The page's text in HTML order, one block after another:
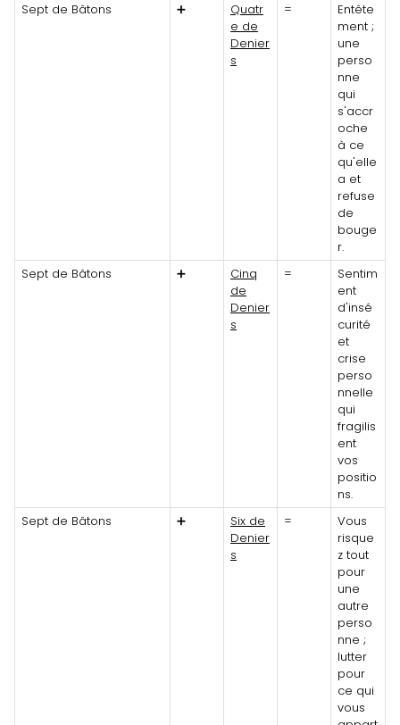
Sept de Bâtons
➕
Quatr
e de
Denier
s
=
Entête
ment ;
une
perso
nne
qui
s'accr
oche
à ce
qu'elle
a et
refuse
de
bouge
r.
Sept de Bâtons
➕
Cinq
de
Denier
s
=
Sentim
ent
d'insé
curité
et
crise
perso
nnelle
qui
fragilis
ent
vos
positio
ns.
Sept de Bâtons
➕
Six de
Denier
s
=
Vous
risque
z tout
pour
une
autre
perso
nne ;
lutter
pour
ce qui
vous